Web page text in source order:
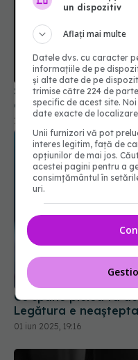
Știai că avem
detaliu te va
16 feb 2025, 12:00
Ce spune pielea ta
Legătura e
01 iun 2025, 19:16
un dispozitiv
Aflați mai multe
Datele dvs. cu caracter
informațiile de pe
și alte date de pe
trimise către 224 de
specific de acest site.
date exacte de
Unii furnizori vă pot
interes legitim, față de
opțiunilor de mai jos.
acestei pagini pentru a
consimțământul în
uri.